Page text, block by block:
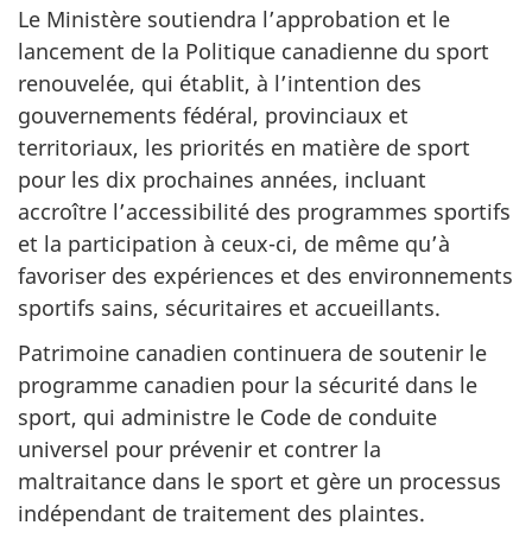
Le Ministère soutiendra l’approbation et le
lancement de la Politique canadienne du sport
renouvelée, qui établit, à l’intention des
gouvernements fédéral, provinciaux et
territoriaux, les priorités en matière de sport
pour les dix prochaines années, incluant
accroître l’accessibilité des programmes sportifs
et la participation à ceux-ci, de même qu’à
favoriser des expériences et des environnements
sportifs sains, sécuritaires et accueillants.
Patrimoine canadien continuera de soutenir le
programme canadien pour la sécurité dans le
sport, qui administre le Code de conduite
universel pour prévenir et contrer la
maltraitance dans le sport et gère un processus
indépendant de traitement des plaintes.